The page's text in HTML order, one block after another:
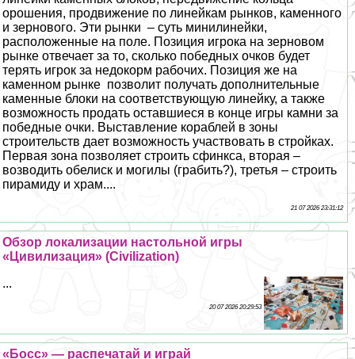
орошения, продвижение по линейкам рынков, каменного
и зернового. Эти рынки – суть минилинейки,
расположенные на поле. Позиция игрока на зерновом
рынке отвечает за то, сколько победных очков будет
терять игрок за недокорм рабочих. Позиция же на
каменном рынке позволит получать дополнительные
каменные блоки на соответствующую линейку, а также
возможность продать оставшиеся в конце игры камни за
победные очки. Выставление кораблей в зоны
строительств дает возможность участвовать в стройках.
Первая зона позволяет строить сфинкса, вторая –
возводить обелиск и могилы (грабить?), третья – строить
пирамиду и храм....
21 07 2026 23:31:12
Обзор локализации настольной игры
«Цивилизация» (Civilization)
...
20 07 2026 20:29:53
«Босс» — распечатай и играй